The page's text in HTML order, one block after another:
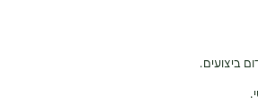
ביצועים.